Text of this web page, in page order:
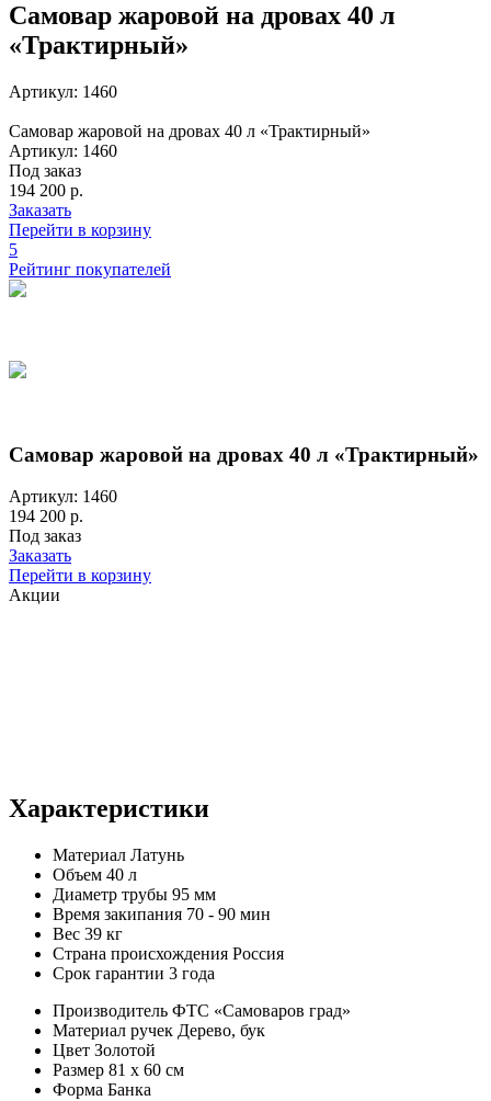
Самовар жаровой на дровах 40 л
«Трактирный»
Артикул: 1460
Самовар жаровой на дровах 40 л «Трактирный»
Артикул: 1460
Под заказ
194 200 р.
Заказать
Перейти в корзину
5
Рейтинг покупателей
Самовар жаровой на дровах 40 л «Трактирный»
Артикул: 1460
194 200 р.
Под заказ
Заказать
Перейти в корзину
Акции
Характеристики
Материал Латунь
Объем 40 л
Диаметр трубы 95 мм
Время закипания 70 - 90 мин
Вес 39 кг
Страна происхождения Россия
Срок гарантии 3 года
Производитель ФТС «Самоваров град»
Материал ручек Дерево, бук
Цвет Золотой
Размер 81 х 60 см
Форма Банка